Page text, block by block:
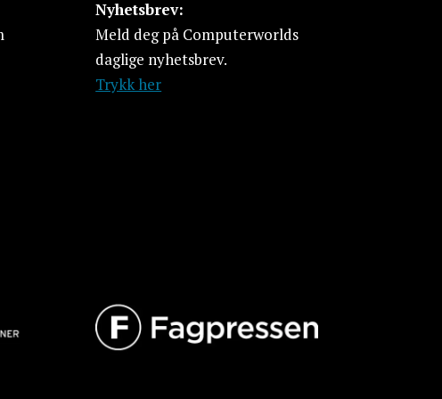
Nyhetsbrev:
Meld deg på Computerworlds
daglige nyhetsbrev.
Trykk her